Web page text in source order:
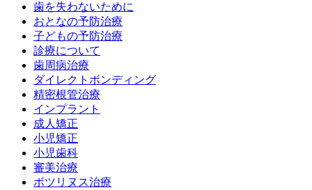
歯を失わないために
おとなの予防治療
子どもの予防治療
診療について
歯周病治療
ダイレクトボンディング
精密根管治療
インプラント
成人矯正
小児矯正
小児歯科
審美治療
ボツリヌス治療